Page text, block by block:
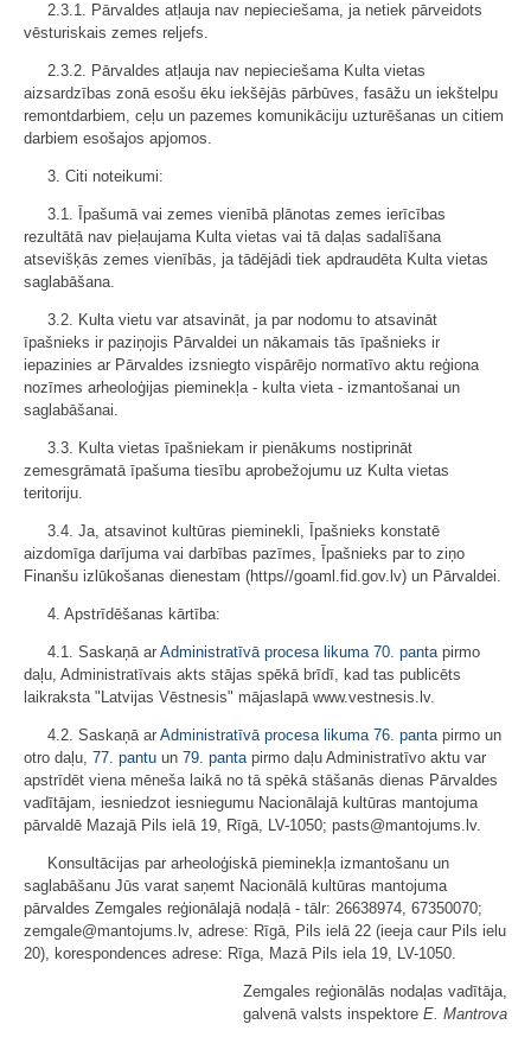
2.3.1. Pārvaldes atļauja nav nepieciešama, ja netiek pārveidots
vēsturiskais zemes reljefs.
2.3.2. Pārvaldes atļauja nav nepieciešama Kulta vietas
aizsardzības zonā esošu ēku iekšējās pārbūves, fasāžu un iekštelpu
remontdarbiem, ceļu un pazemes komunikāciju uzturēšanas un citiem
darbiem esošajos apjomos.
3. Citi noteikumi:
3.1. Īpašumā vai zemes vienībā plānotas zemes ierīcības
rezultātā nav pieļaujama Kulta vietas vai tā daļas sadalīšana
atsevišķās zemes vienībās, ja tādējādi tiek apdraudēta Kulta vietas
saglabāšana.
3.2. Kulta vietu var atsavināt, ja par nodomu to atsavināt
īpašnieks ir paziņojis Pārvaldei un nākamais tās īpašnieks ir
iepazinies ar Pārvaldes izsniegto vispārējo normatīvo aktu reģiona
nozīmes arheoloģijas pieminekļa - kulta vieta - izmantošanai un
saglabāšanai.
3.3. Kulta vietas īpašniekam ir pienākums nostiprināt
zemesgrāmatā īpašuma tiesību aprobežojumu uz Kulta vietas
teritoriju.
3.4. Ja, atsavinot kultūras pieminekli, Īpašnieks konstatē
aizdomīga darījuma vai darbības pazīmes, Īpašnieks par to ziņo
Finanšu izlūkošanas dienestam (https//goaml.fid.gov.lv) un Pārvaldei.
4. Apstrīdēšanas kārtība:
4.1. Saskaņā ar Administratīvā procesa likuma 70. pantapirmo
daļu, Administratīvais akts stājas spēkā brīdī, kad tas publicēts
laikraksta "Latvijas Vēstnesis" mājaslapā www.vestnesis.lv.
4.2. Saskaņā ar Administratīvā procesa likuma 76. pantapirmo un
otro daļu, 77. pantu un 79. pantapirmo daļu Administratīvo aktu var
apstrīdēt viena mēneša laikā no tā spēkā stāšanās dienas Pārvaldes
vadītājam, iesniedzot iesniegumu Nacionālajā kultūras mantojuma
pārvaldē Mazajā Pils ielā 19, Rīgā, LV-1050; pasts@mantojums.lv.
Konsultācijas par arheoloģiskā pieminekļa izmantošanu un
saglabāšanu Jūs varat saņemt Nacionālā kultūras mantojuma
pārvaldes Zemgales reģionālajā nodaļā - tālr: 26638974, 67350070;
zemgale@mantojums.lv, adrese: Rīgā, Pils ielā 22 (ieeja caur Pils ielu
20), korespondences adrese: Rīga, Mazā Pils iela 19, LV-1050.
Zemgales reģionālās nodaļas vadītāja,
galvenā valsts inspektore E. Mantrova